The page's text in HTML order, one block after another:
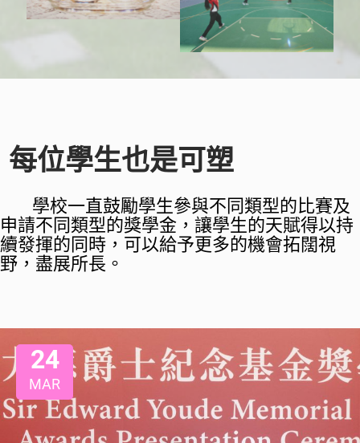
每位學生也是可塑
學校一直鼓勵學生參與不同類型的比賽及
申請不同類型的獎學金，讓學生的天賦得以持
續發揮的同時，可以給予更多的機會拓闊視
野，盡展所長。
24
MAR